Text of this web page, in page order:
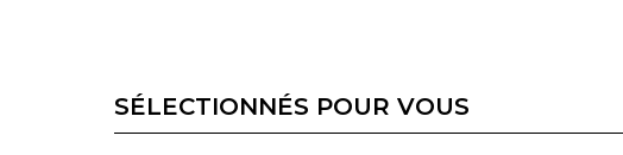
SÉLECTIONNÉS POUR VOUS